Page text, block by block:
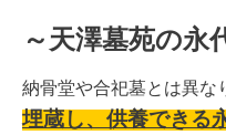
～天澤墓苑の永
納骨堂や合祀墓とは異な
埋蔵し、供養できる